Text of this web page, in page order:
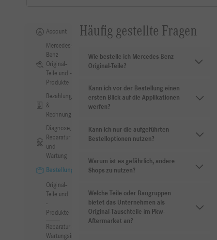
Account
Mercedes-
Benz
Original-
Teile und -
Produkte
Bezahlung
&
Rechnung
Diagnose,
Reparatur
und
Wartung
Bestellung
Original-
Teile und
-
Produkte
Reparatur &
Wartungsinformation
Häufig gestellte Fragen
Wie bestelle ich Mercedes-Benz
Original-Teile?
Kann ich vor der Bestellung einen
ersten Blick auf die Applikationen
werfen?
Kann ich nur die aufgeführten
Bestelloptionen nutzen?
Warum ist es gefährlich, andere
Shops zu nutzen?
Welche Teile oder Baugruppen
bietet das Unternehmen als
Original-Tauschteile im Pkw-
Aftermarket an?